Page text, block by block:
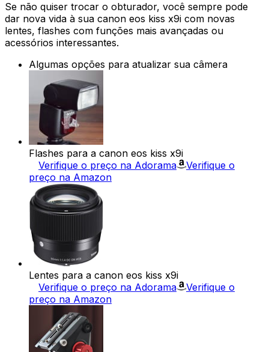
Se não quiser trocar o obturador, você sempre pode
dar nova vida à sua canon eos kiss x9i com novas
lentes, flashes com funções mais avançadas ou
acessórios interessantes.
Algumas opções para atualizar sua câmera
Flashes para a canon eos kiss x9i
Verifique o preço na Adorama
Verifique o
preço na Amazon
Lentes para a canon eos kiss x9i
Verifique o preço na Adorama
Verifique o
preço na Amazon